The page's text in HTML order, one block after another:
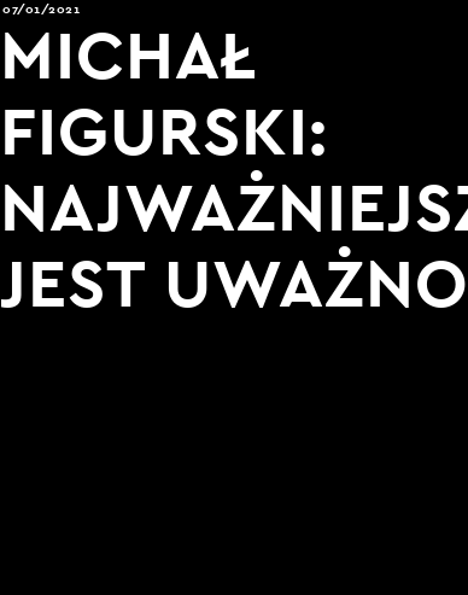
07/01/2021
MICHAŁ
FIGURSKI:
JEST